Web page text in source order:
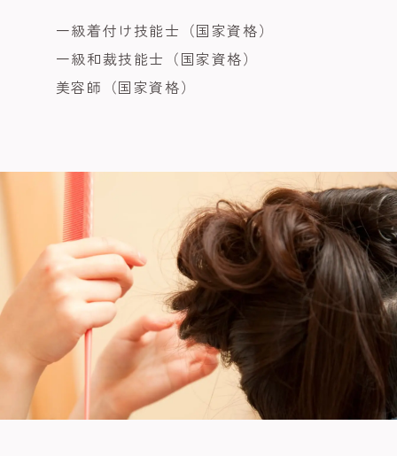
一級着付け技能士（国家資格）
一級和裁技能士（国家資格）
美容師（国家資格）